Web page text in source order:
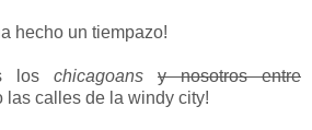
hecho un tiempazo!
los chicagoans
y nosotros entre
las calles de la windy city!